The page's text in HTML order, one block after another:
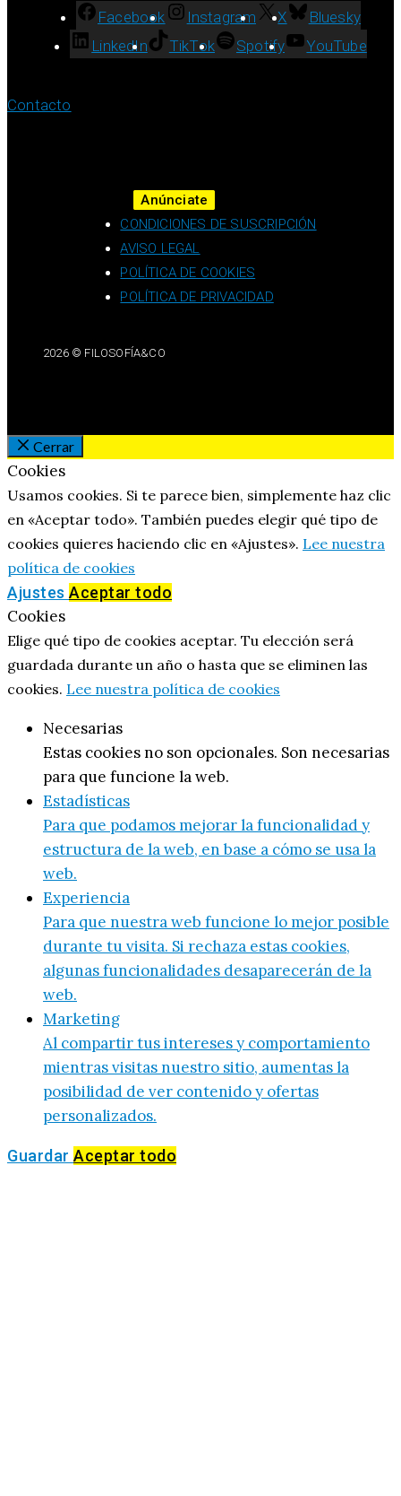
Facebook Instagram X
Bluesky
LinkedIn
TikTok Spotify YouTube
Contacto
Anúnciate
CONDICIONES DE SUSCRIPCIÓN
AVISO LEGAL
POLÍTICA DE COOKIES
POLÍTICA DE PRIVACIDAD
2026 © FILOSOFÍA&CO
Cerrar
Cookies
Usamos cookies. Si te parece bien, simplemente haz clic
en «Aceptar todo». También puedes elegir qué tipo de
cookies quieres haciendo clic en «Ajustes». Lee nuestra
política de cookies
Ajustes Aceptar todo
Cookies
Elige qué tipo de cookies aceptar. Tu elección será
guardada durante un año o hasta que se eliminen las
cookies. Lee nuestra política de cookies
Necesarias
Estas cookies no son opcionales. Son necesarias
para que funcione la web.
Estadísticas
Para que podamos mejorar la funcionalidad y
estructura de la web, en base a cómo se usa la
web.
Experiencia
Para que nuestra web funcione lo mejor posible
durante tu visita. Si rechaza estas cookies,
algunas funcionalidades desaparecerán de la
web.
Marketing
Al compartir tus intereses y comportamiento
mientras visitas nuestro sitio, aumentas la
posibilidad de ver contenido y ofertas
personalizados.
Guardar Aceptar todo